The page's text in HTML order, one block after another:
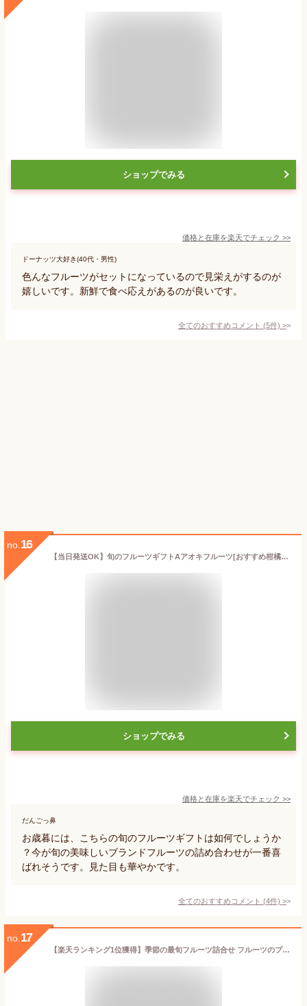
ショップでみる
価格と在庫を楽天でチェック >>
ドーナッツ大好き(40代・男性)
色んなフルーツがセットになっているので見栄えがするのが
嬉しいです。新鮮で食べ応えがあるのが良いです。
全てのおすすめコメント (5件) >
no. 16
【当日発送OK】旬のフルーツギフトAアオキフルーツ[おすすめ柑橘（デコポン・みかん他） キウイフルーツ さくらんぼ メロン（青肉または赤肉） 桃] RC 送料込 果物 誕生日 プレゼント 御祝 内祝 熨斗 のし対応 卒業祝 退職祝 夏ギフト フルーツギフト お中元 御中元
ショップでみる
価格と在庫を楽天でチェック >>
だんごっ鼻
お歳暮には、こちらの旬のフルーツギフトは如何でしょうか
？今が旬の美味しいブランドフルーツの詰め合わせが一番喜
ばれそうです。見た目も華やかです。
全てのおすすめコメント (4件) >
no. 17
【楽天ランキング1位獲得】季節の最旬フルーツ詰合せ フルーツのプロが選ぶ フルーツギフト 5000円 お歳暮 クリスマス 御祝 御見舞 贈り物 御供 誕生日 プレゼント 内祝 フルーツ盛り合わせ かご盛 詰合せ